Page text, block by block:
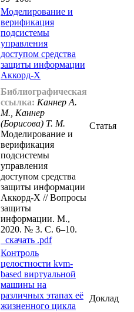
Моделирование и
верификация
подсистемы
управления
доступом средства
защиты информации
Аккорд-Х
Библиографическая
ссылка: Каннер А.
М., Каннер
(Борисова) Т. М.
Моделирование и
верификация
подсистемы
управления
доступом средства
защиты информации
Аккорд-Х // Вопросы
защиты
информации. М.,
2020. № 3. С. 6–10.
cкачать .pdf
Статья
Контроль
целостности kvm-
based виртуальной
машины на
различных этапах её
жизненного цикла
Доклад